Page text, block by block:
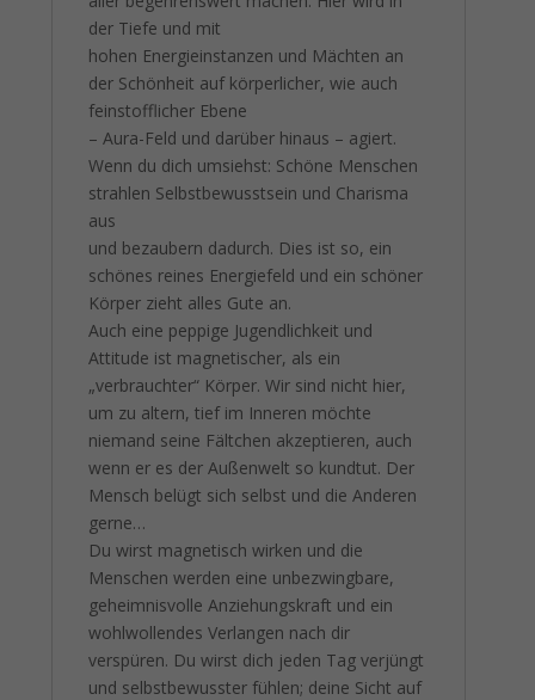
der Tiefe und mit
hohen Energieinstanzen und Mächten an
der Schönheit auf körperlicher, wie auch
feinstofflicher Ebene
– Aura-Feld und darüber hinaus – agiert.
Wenn du dich umsiehst: Schöne Menschen
strahlen Selbstbewusstsein und Charisma
aus
und bezaubern dadurch. Dies ist so, ein
schönes reines Energiefeld und ein schöner
Körper zieht alles Gute an.
Auch eine peppige Jugendlichkeit und
Attitude ist magnetischer, als ein
„verbrauchter“ Körper. Wir sind nicht hier,
um zu altern, tief im Inneren möchte
niemand seine Fältchen akzeptieren, auch
wenn er es der Außenwelt so kundtut. Der
Mensch belügt sich selbst und die Anderen
gerne…
Du wirst magnetisch wirken und die
Menschen werden eine unbezwingbare,
geheimnisvolle Anziehungskraft und ein
wohlwollendes Verlangen nach dir
verspüren. Du wirst dich jeden Tag verjüngt
und selbstbewusster fühlen; deine Sicht auf